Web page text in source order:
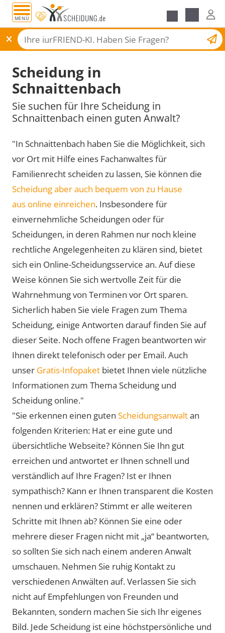
MENÜ
Scheidungsantrag
Scheidung in
Schnaittenbach
Sie suchen für Ihre Scheidung in
Schnaittenbach einen guten Anwalt?
"In Schnaittenbach haben Sie die Möglichkeit, sich
vor Ort mit Hilfe eines Fachanwaltes für
Familienrecht scheiden zu lassen, Sie können die
Scheidung aber auch bequem von zu Hause
aus online einreichen. Insbesondere für
einvernehmliche Scheidungen oder für
Scheidungen, in deren Rahmen nur noch kleine
rechtliche Angelegenheiten zu klären sind, bietet
sich ein Online-Scheidungsservice an. Auf diese
Weise können Sie sich wertvolle Zeit für die
Wahrnehmung von Terminen vor Ort sparen.
Sicherlich haben Sie viele Fragen zum Thema
Scheidung, einige Antworten darauf finden Sie auf
dieser Seite. Noch offene Fragen beantworten wir
Ihnen direkt telefonisch oder per Email. Auch
unser Gratis-Infopaket bietet Ihnen viele nützliche
Informationen zum Thema Scheidung und
Scheidung online."
"Sie erkennen einen guten Scheidungsanwaltan
folgenden Kriterien: Hat er eine gute und
übersichtliche Webseite? Können Sie Ihn gut
erreichen und antwortet er Ihnen schnell und
verständlich auf Ihre Fragen? Ist er Ihnen
sympathisch? Kann er Ihnen transparent die Kosten
nennen und erklären? Stimmt er alle weiteren
Schritte mit Ihnen ab? Können Sie eine oder
mehrere dieser Fragen nicht mit „ja“ beantworten,
so sollten Sie sich nach einem anderen Anwalt
umschauen. Nehmen Sie ruhig Kontakt zu
verschiedenen Anwälten auf. Verlassen Sie sich
nicht auf Empfehlungen von Freunden und
Bekannten, sondern machen Sie sich Ihr eigenes
Bild. Jede Scheidung ist eine höchstpersönliche und